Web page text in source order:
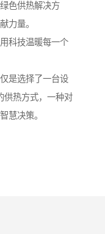
色供热解决方
力量。
科技温暖每一个
是选择了一台设
供热方式，一种对
慧决策。